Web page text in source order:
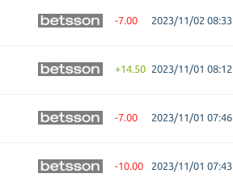
-7.00 2023/11/02 08:33
+14.50 2023/11/01 08:12
-7.00 2023/11/01 07:46
-10.00 2023/11/01 07:43